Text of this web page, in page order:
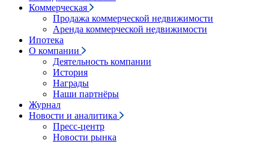
Коммерческая
Продажа коммерческой недвижимости
Аренда коммерческой недвижимости
Ипотека
О компании
Деятельность компании
История
Награды
Наши партнёры
Журнал
Новости и аналитика
Пресс-центр
Новости рынка